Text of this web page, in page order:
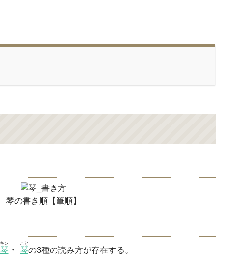
琴の書き順【筆順】
琴
キン
・ 琴
こと
の3種の読み方が存在する。